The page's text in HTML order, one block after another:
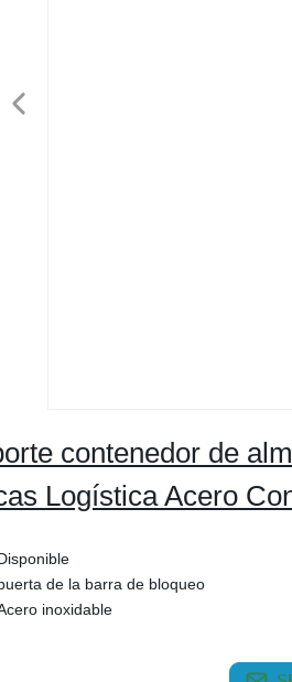
contenedor de
Logística Acero
de la barra de bloqueo
inoxidable